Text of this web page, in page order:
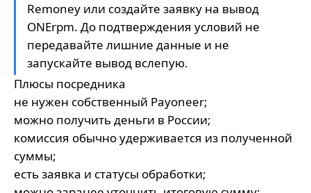
Remoney или создайтезаявку на вывод
ONErpm. До подтверждения условий не
передавайте лишние данные и не
запускайте вывод вслепую.
Плюсы посредника
не нужен собственный Payoneer;
можно получить деньги в России;
комиссия обычно удерживается из полученной
суммы;
есть заявка и статусы обработки;